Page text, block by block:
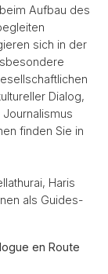
Aufbau des
sich in der
Dialog,
finden Sie in
Haris
als Guides-
en Route